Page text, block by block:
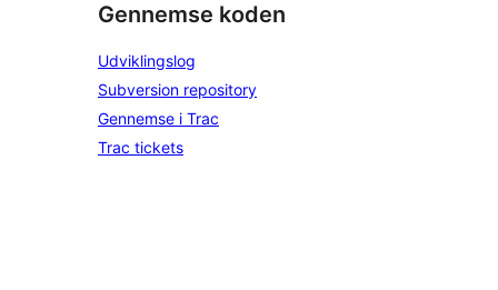
Gennemse koden
Udviklingslog
Subversion repository
Gennemse i Trac
Trac tickets